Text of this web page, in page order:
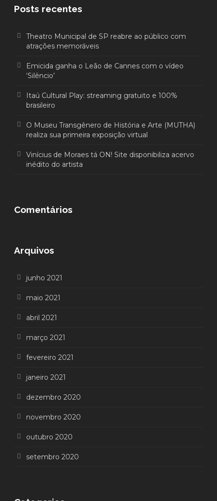
Posts recentes
Theatro Municipal de SP reabre ao público com
atrações memoráveis
Emicida ganha o Leão de Cannes com o vídeo
‘Silêncio’
Itaú Cultural Play: streaming gratuito e 100%
brasileiro
O Museu Transgênero de História e Arte (MUTHA)
realiza sua primeira exposição virtual
Vinícius de Moraes tá ON! Site disponibiliza acervo
inédito do artista
Comentários
Arquivos
junho 2021
maio 2021
abril 2021
março 2021
fevereiro 2021
janeiro 2021
dezembro 2020
novembro 2020
outubro 2020
setembro 2020